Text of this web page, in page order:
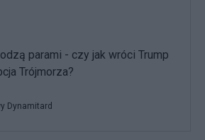
parami - czy jak wróci Trump
Trójmorza?
Dynamitard